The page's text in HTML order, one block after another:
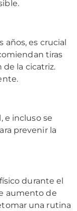
años, es crucial
tiras
de la cicatriz.
e incluso se
prevenir la
durante el
aumento de
una rutina